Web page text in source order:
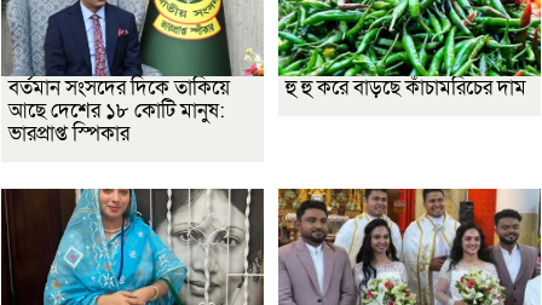
বর্তমান সংসদের দিকে তাকিয়ে
আছে দেশের ১৮ কোটি মানুষ:
ভারপ্রাপ্ত স্পিকার
হু হু করে বাড়ছে কাঁচামরিচের দাম